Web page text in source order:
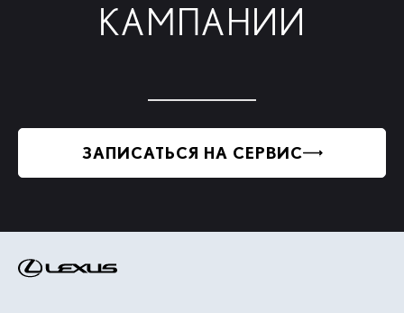
КАМПАНИИ
ЗАПИСАТЬСЯ НА СЕРВИС